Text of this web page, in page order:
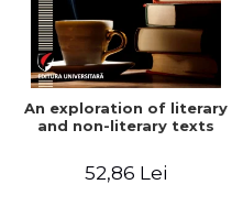
An exploration of literary
and non-literary texts
52,86 Lei